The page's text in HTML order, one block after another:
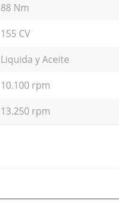
88 Nm
155 CV
Liquida y Aceite
10.100 rpm
13.250 rpm